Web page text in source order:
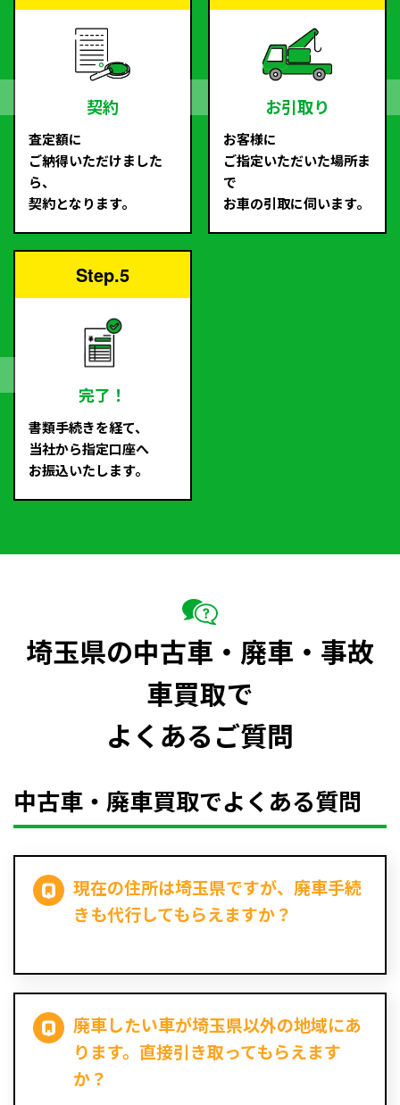
契約
査定額に
ご納得いただけました
ら、
契約となります。
お引取り
お客様に
ご指定いただいた場所ま
で
お車の引取に伺います。
Step.5
完了！
書類手続きを経て、
当社から指定口座へ
お振込いたします。
埼玉県の中古車・廃車・事故
車買取で
よくあるご質問
中古車・廃車買取でよくある質問
現在の住所は埼玉県ですが、廃車手続
きも代行してもらえますか？
廃車したい車が埼玉県以外の地域にあ
ります。直接引き取ってもらえます
か？